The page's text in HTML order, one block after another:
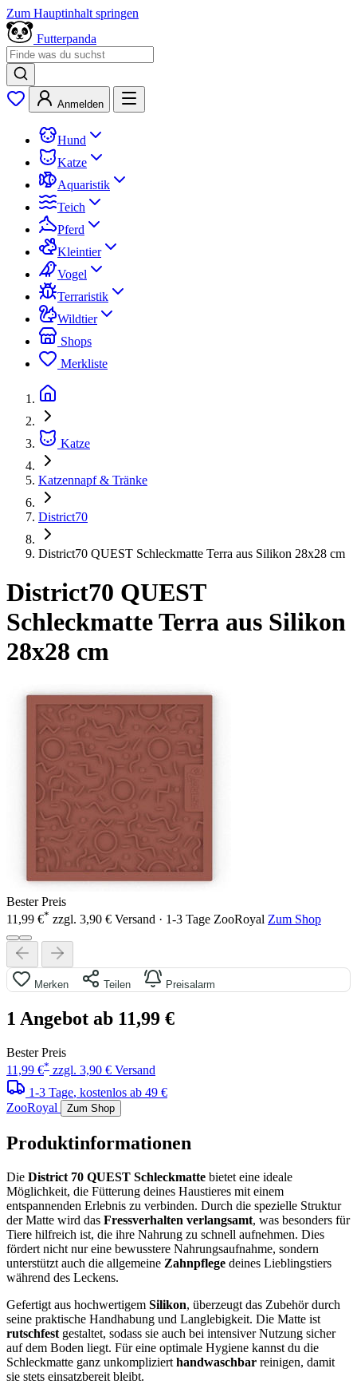
Zum Hauptinhalt springen
Futterpanda
Anmelden
Hund
Katze
Aquaristik
Teich
Pferd
Kleintier
Vogel
Terraristik
Wildtier
Shops
Merkliste
Katze
Katzennapf & Tränke
District70
District70 QUEST Schleckmatte Terra aus Silikon 28x28 cm
District70 QUEST
Schleckmatte Terra aus Silikon
28x28 cm
Bester Preis
11,99 €* zzgl. 3,90 € Versand · 1-3 Tage ZooRoyal Zum Shop
Merken Teilen Preisalarm
1 Angebot ab 11,99 €
Bester Preis
11,99 €* zzgl. 3,90 € Versand
1-3 Tage, kostenlos ab 49 €
ZooRoyal
Zum Shop
Produktinformationen
Die District 70 QUEST Schleckmatte bietet eine ideale
Möglichkeit, die Fütterung deines Haustieres mit einem
entspannenden Erlebnis zu verbinden. Durch die spezielle Struktur
der Matte wird das Fressverhalten verlangsamt, was besonders für
Tiere hilfreich ist, die ihre Nahrung zu schnell aufnehmen. Dies
fördert nicht nur eine bewusstere Nahrungsaufnahme, sondern
unterstützt auch die allgemeine Zahnpflege deines Lieblingstiers
während des Leckens.
Gefertigt aus hochwertigem Silikon, überzeugt das Zubehör durch
seine praktische Handhabung und Langlebigkeit. Die Matte ist
rutschfest gestaltet, sodass sie auch bei intensiver Nutzung sicher
auf dem Boden liegt. Für eine optimale Hygiene kannst du die
Schleckmatte ganz unkompliziert handwaschbar reinigen, damit
sie stets einsatzbereit bleibt.